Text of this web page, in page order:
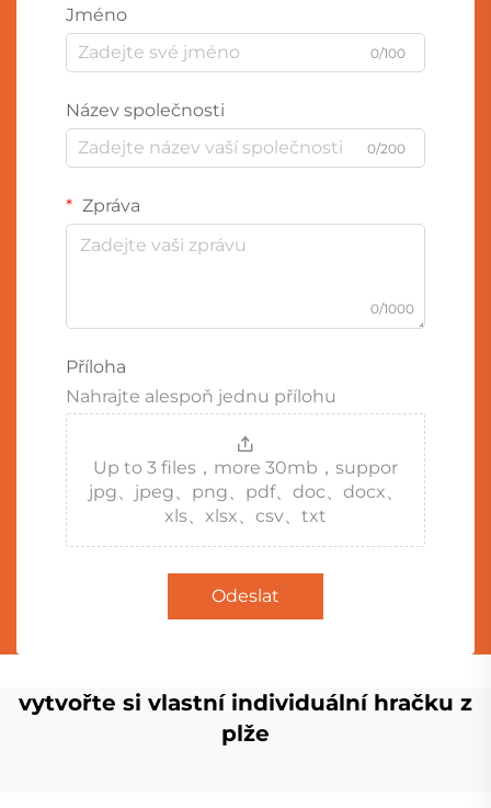
Jméno
0/100
Název společnosti
0/200
Zpráva
0/1000
Příloha
Nahrajte alespoň jednu přílohu
Up to 3 files，more 30mb，suppor
jpg、jpeg、png、pdf、doc、docx、
xls、xlsx、csv、txt
Odeslat
vytvořte si vlastní individuální hračku z
plže